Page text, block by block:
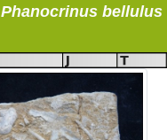
Phanocrinusbellulus